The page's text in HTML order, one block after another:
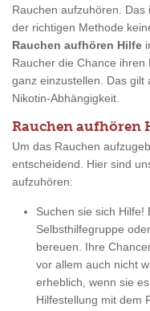
Rauchen aufzuhören.
der richtigen Methode
Rauchen aufhören Hilfe
Raucher die Chance
ganz einzustellen. Das
Nikotin-Abhängigkeit.
Rauchen aufhören
Um das Rauchen
entscheidend. Hier sind
aufzuhören:
Suchen sie sich
Selbsthilfegruppe
bereuen. Ihre
vor allem auch nicht
erheblich, wenn sie
Hilfestellung mit dem